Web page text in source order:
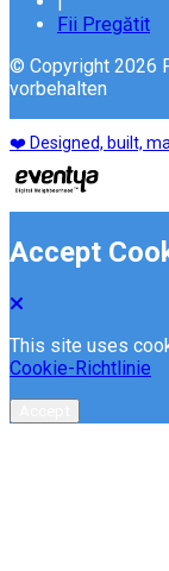
Fii Pregătit
© Copyright 2026
vorbehalten
❤️ Designed, built,
Accept
This site uses
Cookie-Richtlinie